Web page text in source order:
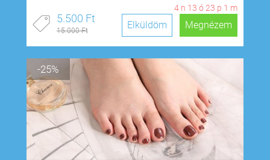
4 n 13 ó 23 p 0 m
5.500 Ft
15.000 Ft Megnézem
Elküldöm
-25%